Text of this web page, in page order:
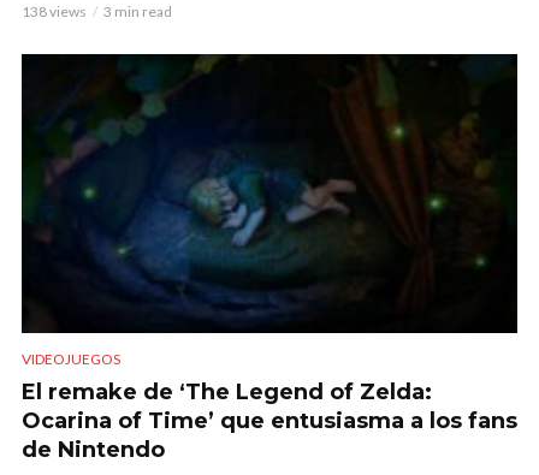
138 views 3 min read
VIDEOJUEGOS
El remake de ‘The Legend of Zelda:
Ocarina of Time’ que entusiasma a los fans
de Nintendo